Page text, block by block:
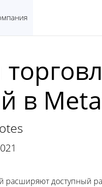
в
расширяют доступный